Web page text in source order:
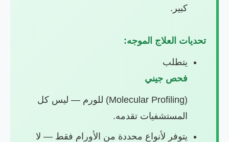
كبير.
تحديات العلاج الموجه:
يتطلب
فحص جيني
(Molecular Profiling) للورم — ليس كل
المستشفيات تقدمه.
يتوفر لأنواع محددة من الأورام فقط — لا